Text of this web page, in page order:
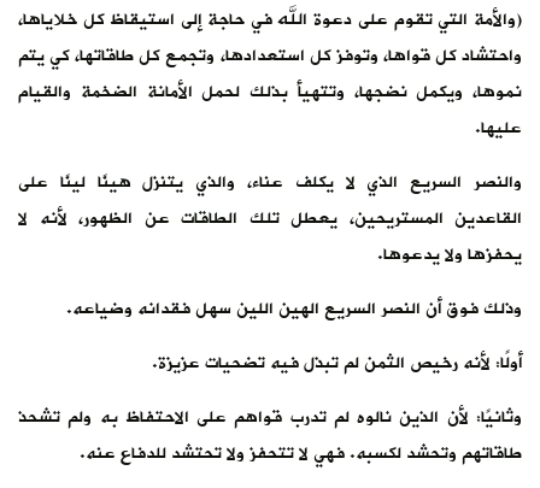
(والأمة التي تقوم على دعوة الله في حاجة إلى استيقاظ كل خلاياها،
واحتشاد كل قواها، وتوفز كل استعدادها، وتجمع كل طاقاتها، كي يتم
نموها، ويكمل نضجها، وتتهيأ بذلك لحمل الأمانة الضخمة والقيام
عليها.
والنصر السريع الذي لا يكلف عناء، والذي يتنزل هينًا لينًا على
القاعدين المستريحين، يعطل تلك الطاقات عن الظهور، لأنه لا
يحفزها ولا يدعوها.
وذلك فوق أن النصر السريع الهين اللين سهل فقدانه وضياعه.
أولًا: لأنه رخيص الثمن لم تبذل فيه تضحيات عزيزة.
وثانيًا: لأن الذين نالوه لم تدرب قواهم على الاحتفاظ به ولم تشحذ
طاقاتهم وتحشد لكسبه. فهي لا تتحفز ولا تحتشد للدفاع عنه.